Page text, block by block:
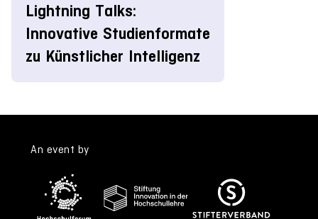
Lightning Talks:
Innovative Studienformate
zu Künstlicher Intelligenz
An event by